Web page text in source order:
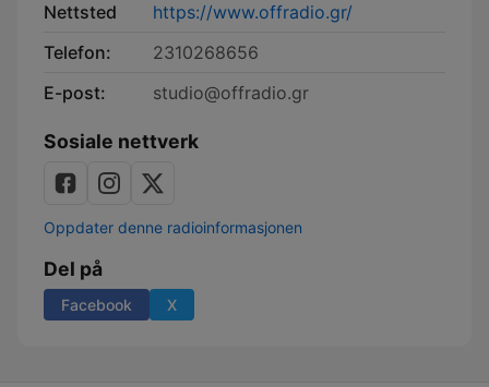
Nettsted
https://www.offradio.gr/
Telefon:
2310268656
E-post:
studio@offradio.gr
Sosiale nettverk
Oppdater denne radioinformasjonen
Del på
Facebook X